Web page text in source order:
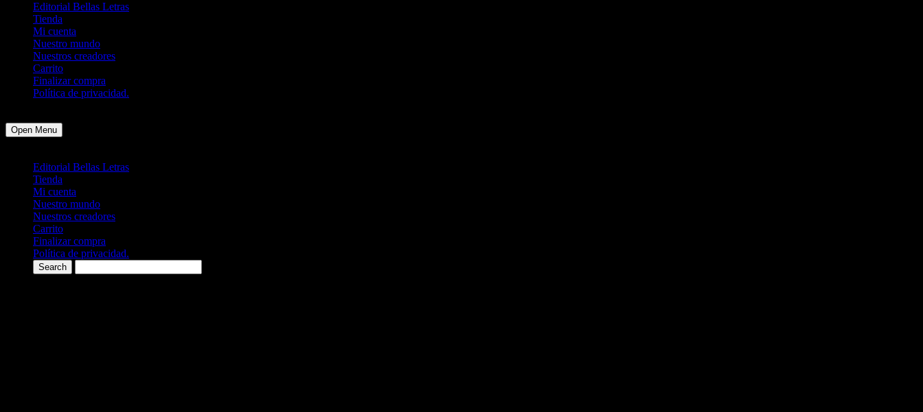
Editorial Bellas Letras
Tienda
Mi cuenta
Nuestro mundo
Nuestros creadores
Carrito
Finalizar compra
Política de privacidad.
Open Menu
Editorial Bellas Letras
Tienda
Mi cuenta
Nuestro mundo
Nuestros creadores
Carrito
Finalizar compra
Política de privacidad.